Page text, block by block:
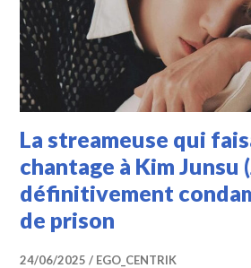
La streameuse qui
chantage à Kim Junsu
définitivement
de prison
24/06/2025 EGO_CENTRIK